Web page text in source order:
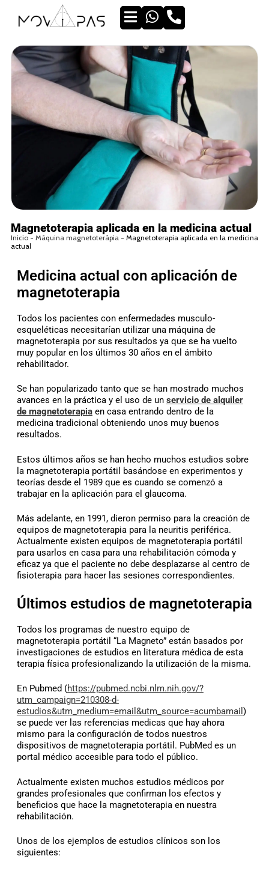
Magnetoterapia aplicada en la medicina actual
Inicio- Máquina magnetoterápia - Magnetoterapia aplicada en la medicina
actual
Medicina actual con aplicación de
magnetoterapia
Todos los pacientes con enfermedades musculo-
esqueléticas necesitarían utilizar una máquina de
magnetoterapia por sus resultados ya que se ha vuelto
muy popular en los últimos 30 años en el ámbito
rehabilitador.
Se han popularizado tanto que se han mostrado muchos
avances en la práctica y el uso de un servicio de alquiler
de magnetoterapiaen casa entrando dentro de la
medicina tradicional obteniendo unos muy buenos
resultados.
Estos últimos años se han hecho muchos estudios sobre
la magnetoterapia portátil basándose en experimentos y
teorías desde el 1989 que es cuando se comenzó a
trabajar en la aplicación para el glaucoma.
Más adelante, en 1991, dieron permiso para la creación de
equipos de magnetoterapia para la neuritis periférica.
Actualmente existen equipos de magnetoterapia portátil
para usarlos en casa para una rehabilitación cómoda y
eficaz ya que el paciente no debe desplazarse al centro de
fisioterapia para hacer las sesiones correspondientes.
Últimos estudios de magnetoterapia
Todos los programas de nuestro equipo de
magnetoterapia portátil “La Magneto” están basados por
investigaciones de estudios en literatura médica de esta
terapia física profesionalizando la utilización de la misma.
En Pubmed (https://pubmed.ncbi.nlm.nih.gov/?
utm_campaign=210308-d-
estudios&utm_medium=email&utm_source=acumbamail )
se puede ver las referencias medicas que hay ahora
mismo para la configuración de todos nuestros
dispositivos de magnetoterapia portátil. PubMed es un
portal médico accesible para todo el público.
Actualmente existen muchos estudios médicos por
grandes profesionales que confirman los efectos y
beneficios que hace la magnetoterapia en nuestra
rehabilitación.
Unos de los ejemplos de estudios clínicos son los
siguientes: